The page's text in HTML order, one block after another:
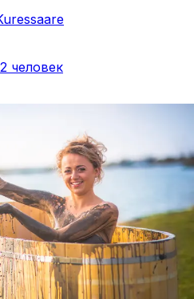
человек